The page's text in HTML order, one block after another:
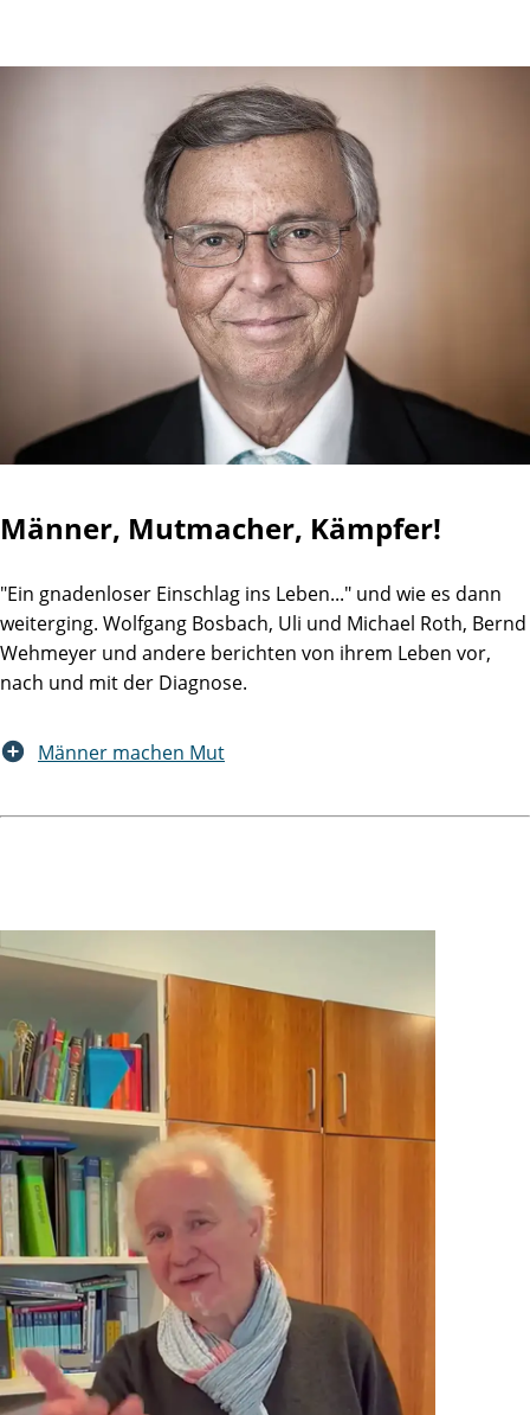
Männer, Mutmacher, Kämpfer!
"Ein gnadenloser Einschlag ins Leben..." und wie es dann
weiterging. Wolfgang Bosbach, Uli und Michael Roth, Bernd
Wehmeyer und andere berichten von ihrem Leben vor,
nach und mit der Diagnose.
Männer machen Mut